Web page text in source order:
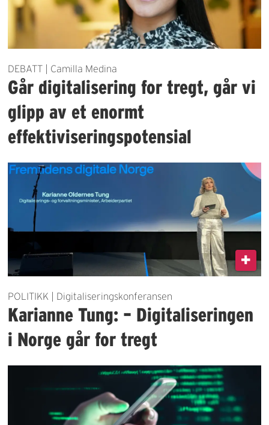
DEBATT | Camilla Medina
Går digitalisering for tregt, går vi
glipp av et enormt
effektiviseringspotensial
POLITIKK | Digitaliseringskonferansen
Karianne Tung: – Digitaliseringen
i Norge går for tregt